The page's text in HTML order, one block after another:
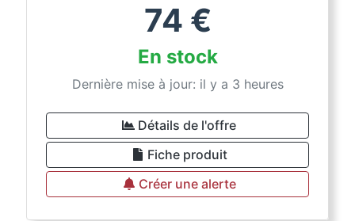
74 €
En stock
Dernière mise à jour: il y a 3 heures
Détails de l'offre
Fiche produit
Créer une alerte